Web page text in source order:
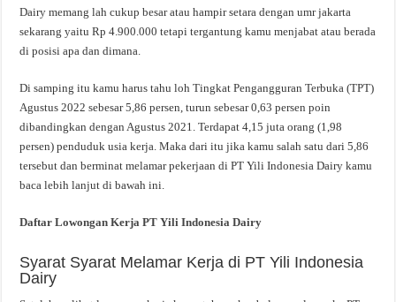
Dairy memang lah cukup besar atau hampir setara dengan umr jakarta
sekarang yaitu Rp 4.900.000 tetapi tergantung kamu menjabat atau berada
di posisi apa dan dimana.
Di samping itu kamu harus tahu loh Tingkat Pengangguran Terbuka (TPT)
Agustus 2022 sebesar 5,86 persen, turun sebesar 0,63 persen poin
dibandingkan dengan Agustus 2021. Terdapat 4,15 juta orang (1,98
persen) penduduk usia kerja. Maka dari itu jika kamu salah satu dari 5,86
tersebut dan berminat melamar pekerjaan di PT Yili Indonesia Dairy kamu
baca lebih lanjut di bawah ini.
Daftar Lowongan Kerja PT Yili Indonesia Dairy
Syarat Syarat Melamar Kerja di PT Yili Indonesia
Dairy